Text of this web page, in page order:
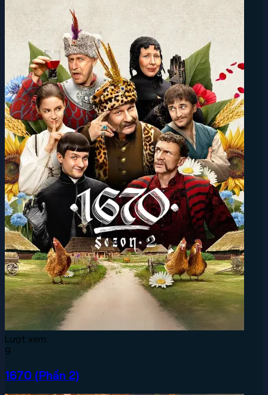
Lượt xem:
9
1670 (Phần 2)